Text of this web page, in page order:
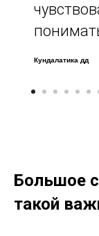
Кундалатика дд
Большое
такой